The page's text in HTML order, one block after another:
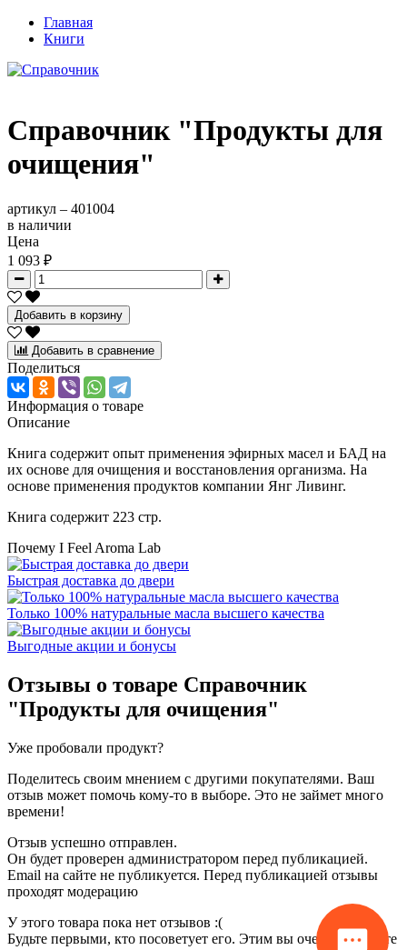
Главная
Книги
Справочник "Продукты для
очищения"
артикул – 401004
в наличии
Цена
1 093 ₽
Добавить в корзину
Добавить в сравнение
Поделиться
Информация о товаре
Описание
Книга содержит опыт применения эфирных масел и БАД на
их основе для очищения и восстановления организма. На
основе применения продуктов компании Янг Ливинг.
Книга содержит 223 стр.
Почему I Feel Aroma Lab
Быстрая доставка до двери
Только 100% натуральные масла высшего качества
Выгодные акции и бонусы
Отзывы о товаре Справочник
"Продукты для очищения"
Уже пробовали продукт?
Поделитесь своим мнением с другими покупателями. Ваш
отзыв может помочь кому-то в выборе. Это не займет много
времени!
Отзыв успешно отправлен.
Он будет проверен администратором перед публикацией.
Email на сайте не публикуется. Перед публикацией отзывы
проходят модерацию
У этого товара пока нет отзывов :(
Будьте первыми, кто посоветует его. Этим вы очень поможете